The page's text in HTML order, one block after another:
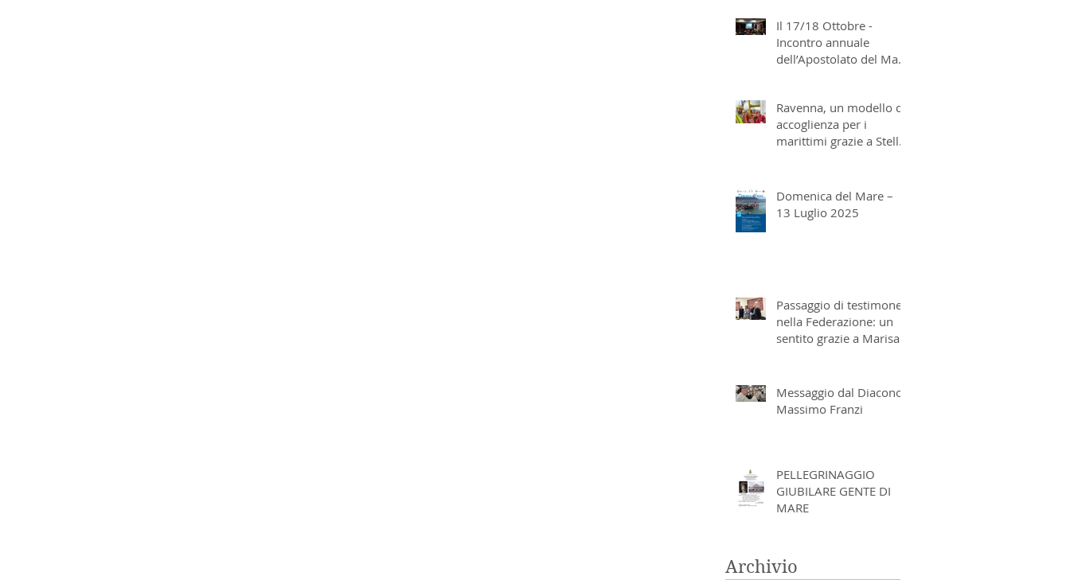
Il 17/18 Ottobre -
Incontro annuale
dell’Apostolato del Mare
Ravenna, un modello di
accoglienza per i
marittimi grazie a Stella
Domenica del Mare –
13 Luglio 2025
Passaggio di testimone
nella Federazione: un
sentito grazie a Marisa
Messaggio dal Diacono
Massimo Franzi
PELLEGRINAGGIO
GIUBILARE GENTE DI
MARE
Archivio